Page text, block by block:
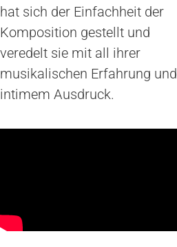
hat sich der Einfachheit der
Komposition gestellt und
veredelt sie mit all ihrer
musikalischen Erfahrung und
intimem Ausdruck.